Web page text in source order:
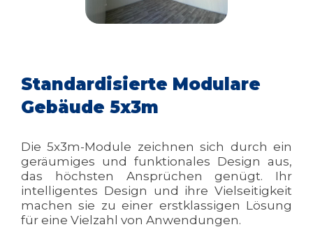
Standardisierte Modulare
Gebäude 5x3m
Die 5x3m-Module zeichnen sich durch ein
geräumiges und funktionales Design aus,
das höchsten Ansprüchen genügt. Ihr
intelligentes Design und ihre Vielseitigkeit
machen sie zu einer erstklassigen Lösung
für eine Vielzahl von Anwendungen.